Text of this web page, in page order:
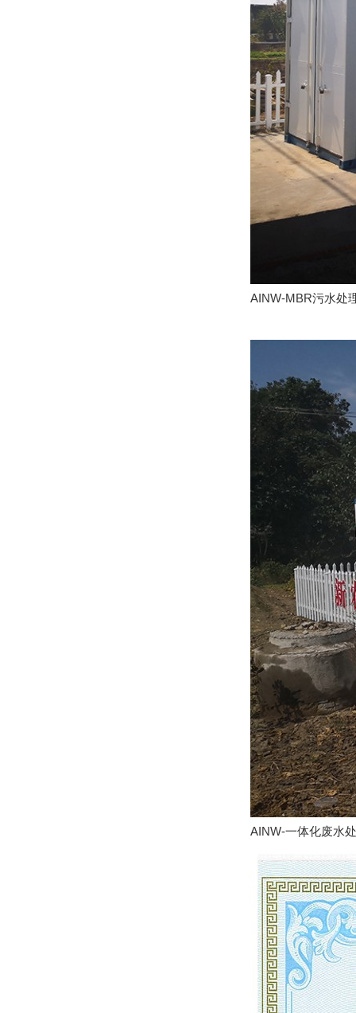
AINW-MBR污水处
AINW-一体化废水